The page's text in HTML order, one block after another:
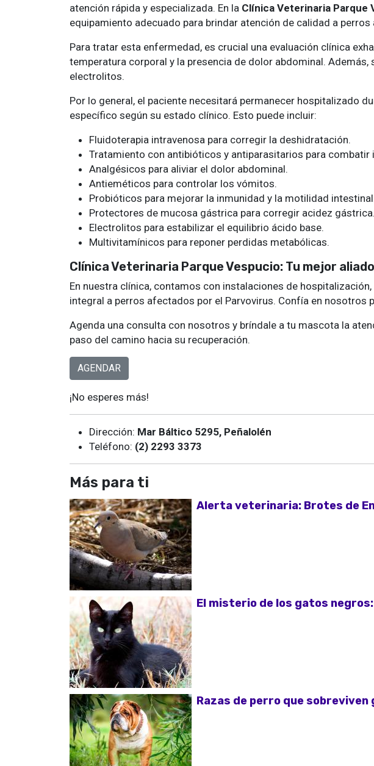
atención rápida y especializada. En la Clínica Veterinaria Parque
equipamiento adecuado para brindar atención de calidad a
Para tratar esta enfermedad, es crucial una evaluación clínica
temperatura corporal y la presencia de dolor abdominal.
electrolitos.
Por lo general, el paciente necesitará permanecer hospitalizado
específico según su estado clínico. Esto puede incluir:
Fluidoterapia intravenosa para corregir la deshidratación.
Tratamiento con antibióticos y antiparasitarios para combatir
Analgésicos para aliviar el dolor abdominal.
Antieméticos para controlar los vómitos.
Probióticos para mejorar la inmunidad y la motilidad
Protectores de mucosa gástrica para corregir acidez gástrica.
Electrolitos para estabilizar el equilibrio ácido base.
Multivitamínicos para reponer perdidas metabólicas.
Clínica Veterinaria Parque Vespucio: Tu mejor
En nuestra clínica, contamos con instalaciones de
integral a perros afectados por el Parvovirus. Confía en nosotros
Agenda una consulta con nosotros y bríndale a tu mascota la
paso del camino hacia su recuperación.
AGENDAR
¡No esperes más!
Dirección: Mar Báltico 5295, Peñalolén
Teléfono: (2) 2293 3373
Más para ti
Alerta veterinaria: Brotes de
El misterio de los gatos
Razas de perro que